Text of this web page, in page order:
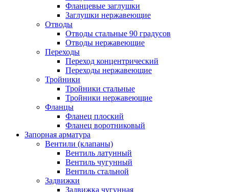
Фланцевые заглушки
Заглушки нержавеющие
Отводы
Отводы стальные 90 градусов
Отводы нержавеющие
Переходы
Переход концентрический
Переходы нержавеющие
Тройники
Тройники стальные
Тройники нержавеющие
Фланцы
Фланец плоский
Фланец воротниковый
Запорная арматура
Вентили (клапаны)
Вентиль латунный
Вентиль чугунный
Вентиль стальной
Задвижки
Задвижка чугунная